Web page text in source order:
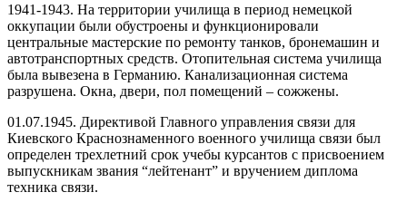
1941-1943. На территории училища в период немецкой
оккупации были обустроены и функционировали
центральные мастерские по ремонту танков, бронемашин и
автотранспортных средств. Отопительная система училища
была вывезена в Германию. Канализационная система
разрушена. Окна, двери, пол помещений – сожжены.
01.07.1945. Директивой Главного управления связи для
Киевского Краснознаменного военного училища связи был
определен трехлетний срок учебы курсантов с присвоением
выпускникам звания “лейтенант” и вручением диплома
техника связи.